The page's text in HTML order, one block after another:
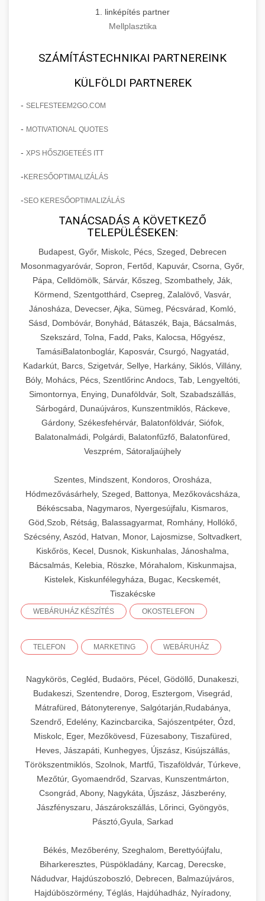
1. linképítés partner
Mellplasztika
SZÁMÍTÁSTECHNIKAI PARTNEREINK
KÜLFÖLDI PARTNEREK
- SELFESTEEM2GO.COM
- MOTIVATIONAL QUOTES
- XPS HŐSZIGETEÉS ITT
- KERESŐOPTIMALIZÁLÁS
-SEO KERESŐOPTIMALIZÁLÁS
TANÁCSADÁS A KÖVETKEZŐ
TELEPÜLÉSEKEN:
Budapest, Győr, Miskolc, Pécs, Szeged, Debrecen
Mosonmagyaróvár, Sopron, Fertőd, Kapuvár, Csorna, Győr,
Pápa, Celldömölk, Sárvár, Kőszeg, Szombathely, Ják,
Körmend, Szentgotthárd, Csepreg, Zalalövő, Vasvár,
Jánosháza, Devecser, Ajka, Sümeg, Pécsvárad, Komló,
Sásd, Dombóvár, Bonyhád, Bátaszék, Baja, Bácsalmás,
Szekszárd, Tolna, Fadd, Paks, Kalocsa, Hőgyész,
TamásiBalatonboglár, Kaposvár, Csurgó, Nagyatád,
Kadarkút, Barcs, Szigetvár, Sellye, Harkány, Siklós, Villány,
Bóly, Mohács, Pécs, Szentlőrinc Andocs, Tab, Lengyeltóti,
Simontornya, Enying, Dunaföldvár, Solt, Szabadszállás,
Sárbogárd, Dunaújváros, Kunszentmiklós, Ráckeve,
Gárdony, Székesfehérvár, Balatonföldvár, Siófok,
Balatonalmádi, Polgárdi, Balatonfűzfő, Balatonfüred,
Veszprém, Sátoraljaújhely
Szentes, Mindszent, Kondoros, Orosháza,
Hódmezővásárhely, Szeged, Battonya, Mezőkovácsháza,
Békéscsaba, Nagymaros, Nyergesújfalu, Kismaros,
Göd,Szob, Rétság, Balassagyarmat, Romhány, Hollókő,
Szécsény, Aszód, Hatvan, Monor, Lajosmizse, Soltvadkert,
Kiskőrös, Kecel, Dusnok, Kiskunhalas, Jánoshalma,
Bácsalmás, Kelebia, Röszke, Mórahalom, Kiskunmajsa,
Kistelek, Kiskunfélegyháza, Bugac, Kecskemét,
Tiszakécske
WEBÁRUHÁZ KÉSZÍTÉS OKOSTELEFON
TELEFON MARKETING WEBÁRUHÁZ
Nagykörös, Cegléd, Budaörs, Pécel, Gödöllő, Dunakeszi,
Budakeszi, Szentendre, Dorog, Esztergom, Visegrád,
Mátrafüred, Bátonyterenye, Salgótarján,Rudabánya,
Szendrő, Edelény, Kazincbarcika, Sajószentpéter, Ózd,
Miskolc, Eger, Mezőkövesd, Füzesabony, Tiszafüred,
Heves, Jászapáti, Kunhegyes, Újszász, Kisújszállás,
Törökszentmiklós, Szolnok, Martfű, Tiszaföldvár, Túrkeve,
Mezőtúr, Gyomaendrőd, Szarvas, Kunszentmárton,
Csongrád, Abony, Nagykáta, Újszász, Jászberény,
Jászfényszaru, Jászárokszállás, Lőrinci, Gyöngyös,
Pásztó,Gyula, Sarkad
Békés, Mezőberény, Szeghalom, Berettyóújfalu,
Biharkeresztes, Püspökladány, Karcag, Derecske,
Nádudvar, Hajdúszoboszló, Debrecen, Balmazújváros,
Hajdúböszörmény, Téglás, Hajdúhadház, Nyíradony,